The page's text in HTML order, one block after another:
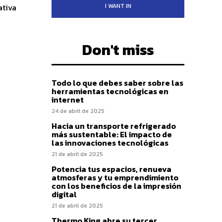
I WANT IN
Don't miss
Todo lo que debes saber sobre las
herramientas tecnológicas en
internet
24 de abril de 2025
Hacia un transporte refrigerado
más sustentable: El impacto de
las innovaciones tecnológicas
21 de abril de 2025
Potencia tus espacios, renueva
atmosferas y tu emprendimiento
con los beneficios de la impresión
digital
21 de abril de 2025